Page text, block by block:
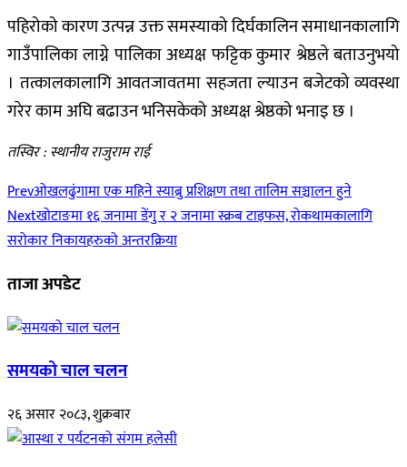
पहिरोको कारण उत्पन्न उक्त समस्याको दिर्घकालिन समाधानकालागि
गाउँपालिका लाग्ने पालिका अध्यक्ष फट्टिक कुमार श्रेष्ठले बताउनुभयो
। तत्कालकालागि आवतजावतमा सहजता ल्याउन बजेटको व्यवस्था
गरेर काम अघि बढाउन भनिसकेको अध्यक्ष श्रेष्ठको भनाइ छ ।
तस्विर : स्थानीय राजुराम राई
Prevओखलढुंगामा एक महिने स्याब्रु प्रशिक्षण तथा तालिम सञ्चालन हुने
Nextखोटाङमा १६ जनामा डेंगु र २ जनामा स्क्रब टाइफस, रोकथामकालागि
सरोकार निकायहरुको अन्तरक्रिया
ताजा अपडेट
समयको चाल चलन
२६ असार २०८३, शुक्रबार